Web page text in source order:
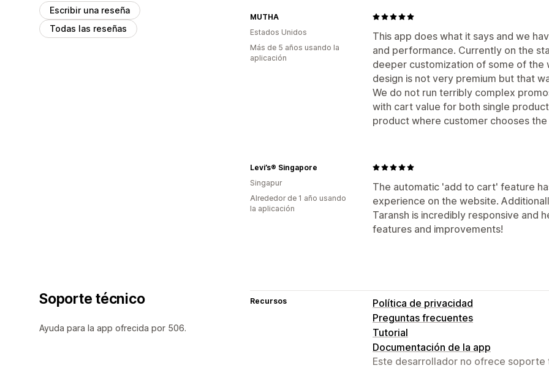
Escribir una reseña
Todas las reseñas
This app does what it says and we
and performance. Currently on the
deeper customization of some of
design is not very premium but that
We do not run terribly complex
with cart value for both single
product where customer chooses
MUTHA
Estados Unidos
Más de 5 años usando la
aplicación
The automatic 'add to cart' feature
experience on the website.
Taransh is incredibly responsive and
features and improvements!
Levi’s® Singapore
Singapur
Alrededor de 1 año usando
la aplicación
Soporte técnico
Ayuda para la app ofrecida por 506.
Recursos
Política de privacidad
Preguntas frecuentes
Tutorial
Documentación de la app
Este desarrollador no ofrece soporte